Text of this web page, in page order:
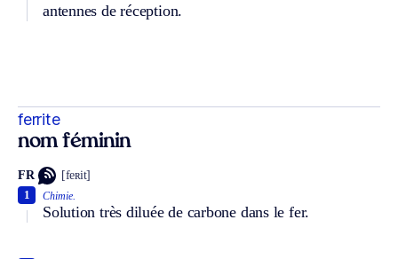
antennes de réception.
ferrite
nom féminin
FR [feʀit]
Chimie.
Solution très diluée de carbone dans le fer.
1